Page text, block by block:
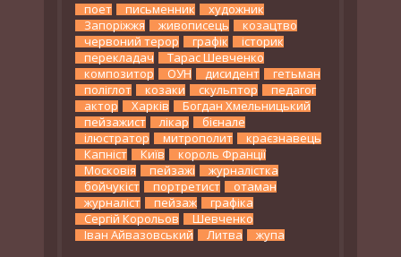
поет письменник
художник
Запоріжжя
живописець
козацтво
червоний терор
графік
історик
перекладач
Тарас Шевченко
композитор
ОУН дисидент
гетьман
поліглот
козаки скульптор
педагог
актор
Харків
Богдан Хмельницький
пейзажист
лікар
бієнале
ілюстратор
митрополит
краєзнавець
Капніст
Київ
король Франції
Московія
пейзажі
журналістка
бойчукіст
портретист
отаман
журналіст
пейзаж
графіка
Сергій Корольов
Шевченко
Іван Айвазовський
Литва жупа